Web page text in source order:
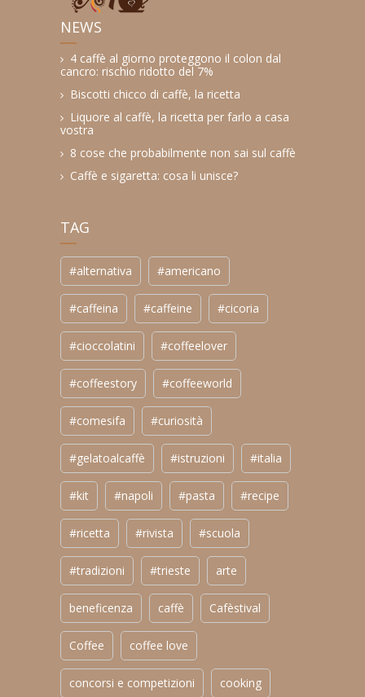
NEWS
4 caffè al giorno proteggono il colon dal
cancro: rischio ridotto del 7%
Biscotti chicco di caffè, la ricetta
Liquore al caffè, la ricetta per farlo a casa
vostra
8 cose che probabilmente non sai sul caffè
Caffè e sigaretta: cosa li unisce?
TAG
#alternativa #americano
#caffeina #caffeine #cicoria
#cioccolatini #coffeelover
#coffeestory #coffeeworld
#comesifa #curiosità
#gelatoalcaffè #istruzioni #italia
#kit #napoli #pasta #recipe
#ricetta #rivista #scuola
#tradizioni #trieste arte
beneficenza caffè Cafèstival
Coffee coffee love
concorsi e competizioni cooking